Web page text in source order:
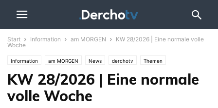
Start Information am MORGEN
KW 28/2026 | Eine normale volle
Woche
Information am MORGEN News derchotv Themen
Fußball-WM 2026 Unterhaltung GAMESLIVE
UPDATE WM STUDIO
KW 28/2026 | Eine normale
volle Woche